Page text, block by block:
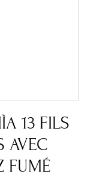
13 FILS
AVEC
FUMÉ